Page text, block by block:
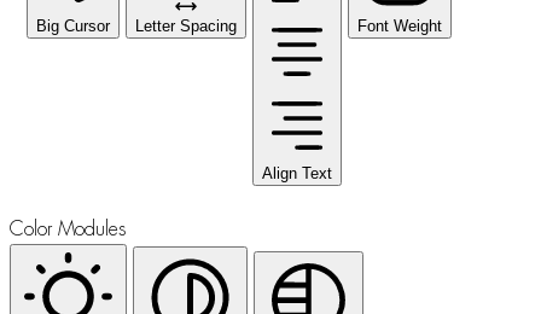
Big Cursor Letter Spacing
Align Text
Font Weight
Color Modules